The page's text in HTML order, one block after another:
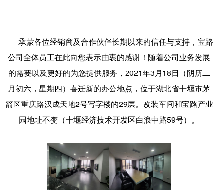
承蒙各位经销商及合作伙伴长期以来的信任与支持，宝路
公司全体员工在此向您表示由衷的感谢！随着公司业务发展
的需要以及更好的为您提供服务，2021年3月18日（阴历二
月初六，星期四）喜迁新的办公地点，位于湖北省十堰市茅
箭区重庆路汉成天地2号写字楼的29层。改装车间和宝路产业
园地址不变（十堰经济技术开发区白浪中路59号）。